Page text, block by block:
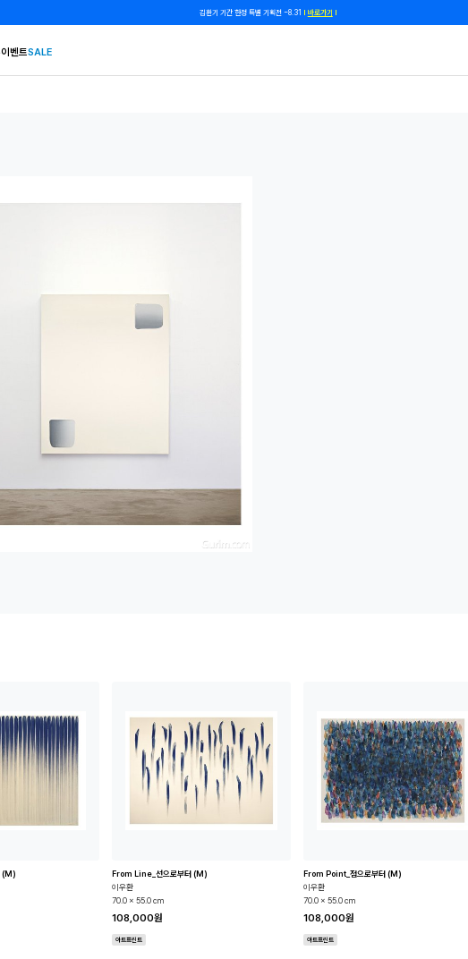
쿠폰 줄게, 친구 하자! 카카오톡 친구 추가하고 할인 쿠폰 받자!
이벤트SALE
(M)
From Line_선으로부터 (M)
이우환
70.0 x 55.0 cm
108,000원
아트프린트
From Point_점으로부터 (M)
이우환
70.0 x 55.0 cm
108,000원
아트프린트